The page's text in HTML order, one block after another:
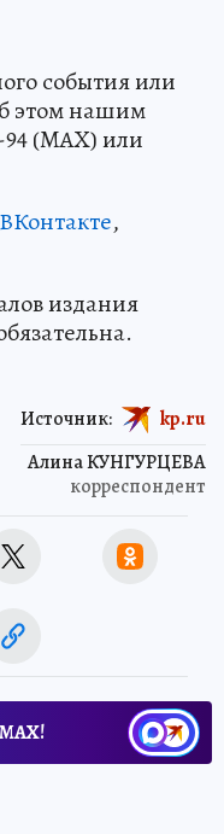
события или
этом нашим
(MAX) или
ВКонтакте,
издания
Алина КУНГУРЦЕВА
корреспондент
Источник: kp.ru